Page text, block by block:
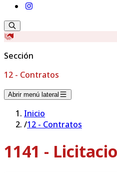
Sección
12 - Contratos
Abrir menú lateral
Inicio
/12 - Contratos
1141 -